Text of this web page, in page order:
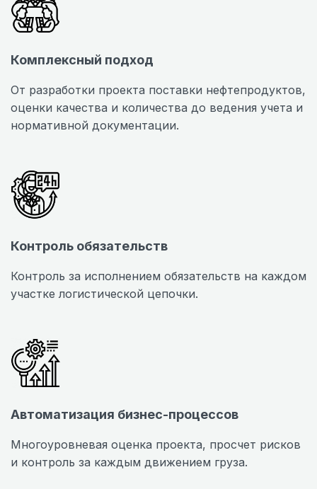
Комплексный подход
От разработки проекта поставки нефтепродуктов,
оценки качества и количества до ведения учета и
нормативной документации.
Контроль обязательств
Контроль за исполнением обязательств на каждом
участке логистической цепочки.
Автоматизация бизнес-процессов
Многоуровневая оценка проекта, просчет рисков
и контроль за каждым движением груза.